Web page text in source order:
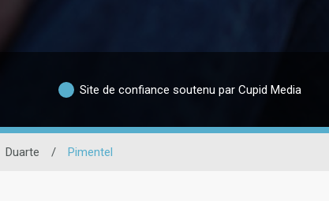
Site de confiance soutenu par Cupid Media
Duarte / Pimentel